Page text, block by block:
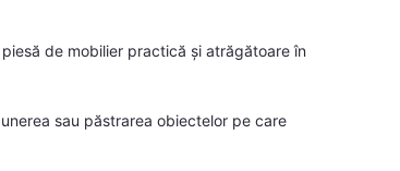
de mobilier practică și atrăgătoare în
sau păstrarea obiectelor pe care